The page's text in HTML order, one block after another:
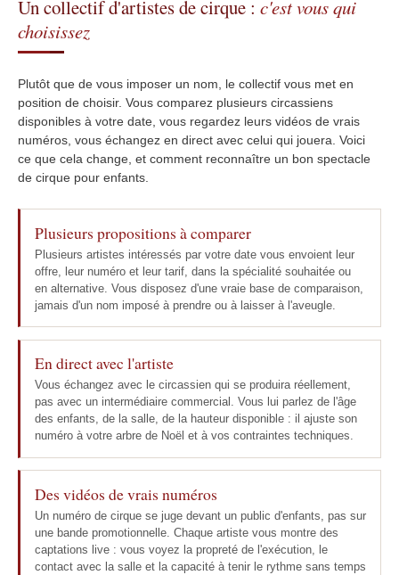
Un collectif d'artistes de cirque : c'est vous qui
choisissez
Plutôt que de vous imposer un nom, le collectif vous met en
position de choisir. Vous comparez plusieurs circassiens
disponibles à votre date, vous regardez leurs vidéos de vrais
numéros, vous échangez en direct avec celui qui jouera. Voici
ce que cela change, et comment reconnaître un bon spectacle
de cirque pour enfants.
Plusieurs propositions à comparer
Plusieurs artistes intéressés par votre date vous envoient leur
offre, leur numéro et leur tarif, dans la spécialité souhaitée ou
en alternative. Vous disposez d'une vraie base de comparaison,
jamais d'un nom imposé à prendre ou à laisser à l'aveugle.
En direct avec l'artiste
Vous échangez avec le circassien qui se produira réellement,
pas avec un intermédiaire commercial. Vous lui parlez de l'âge
des enfants, de la salle, de la hauteur disponible : il ajuste son
numéro à votre arbre de Noël et à vos contraintes techniques.
Des vidéos de vrais numéros
Un numéro de cirque se juge devant un public d'enfants, pas sur
une bande promotionnelle. Chaque artiste vous montre des
captations live : vous voyez la propreté de l'exécution, le
contact avec la salle et la capacité à tenir le rythme sans temps